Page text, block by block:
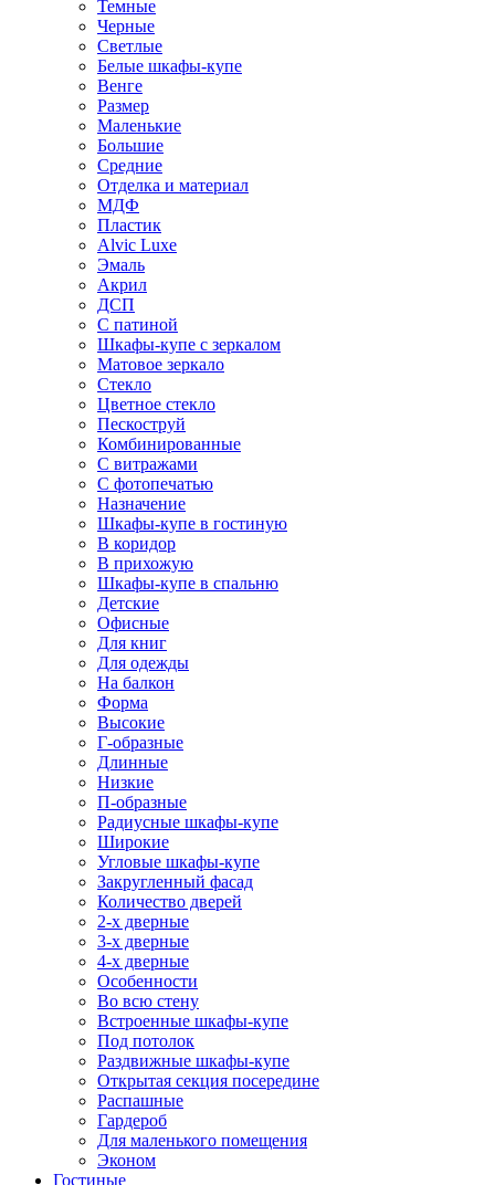
Темные
Черные
Светлые
Белые шкафы-купе
Венге
Размер
Маленькие
Большие
Средние
Отделка и материал
МДФ
Пластик
Alvic Luxe
Эмаль
Акрил
ДСП
С патиной
Шкафы-купе с зеркалом
Матовое зеркало
Стекло
Цветное стекло
Пескоструй
Комбинированные
С витражами
С фотопечатью
Назначение
Шкафы-купе в гостиную
В коридор
В прихожую
Шкафы-купе в спальню
Детские
Офисные
Для книг
Для одежды
На балкон
Форма
Высокие
Г-образные
Длинные
Низкие
П-образные
Радиусные шкафы-купе
Широкие
Угловые шкафы-купе
Закругленный фасад
Количество дверей
2-х дверные
3-х дверные
4-х дверные
Особенности
Во всю стену
Встроенные шкафы-купе
Под потолок
Раздвижные шкафы-купе
Открытая секция посередине
Распашные
Гардероб
Для маленького помещения
Эконом
Гостиные